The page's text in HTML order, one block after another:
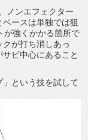
ノンエフェクター
ースは単独では狙
が強くかかる箇所で
が打ち消しあっ
ビ中心にあること
という技を試して